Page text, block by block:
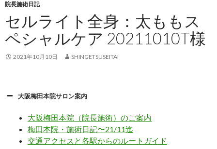
院長施術日記
セルライト全身：太ももス
ペシャルケア 20211010T様
2021年10月10日 SHINGETSUSEITAI
大阪梅田本院サロン案内
大阪梅田本院（院長施術）のご案内
梅田本院・施術日記〜21/11迄
交通アクセスと各駅からのルートガイド